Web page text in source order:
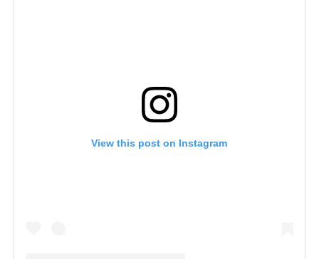
View this post on Instagram